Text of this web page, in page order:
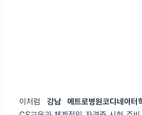
이처럼 강남 메트로병원코디네이터